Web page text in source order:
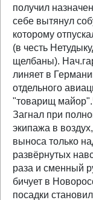
получил
себе вытянул
которому
(в честь
щелбаны).
линяет в
отдельного
"товарищ
Загнал при
экипажа в
выноса только
развёрнутых
раза и сменный
бичует в
посадки